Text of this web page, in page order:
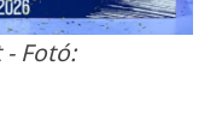
Fotó: